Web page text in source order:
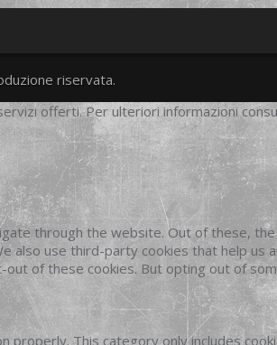
twittergoogleplus
facebook
riservata.
offerti. Per ulteriori informazioni
through the website. Out of these,
use third-party cookies that help
of these cookies. But opting out of
This category only includes